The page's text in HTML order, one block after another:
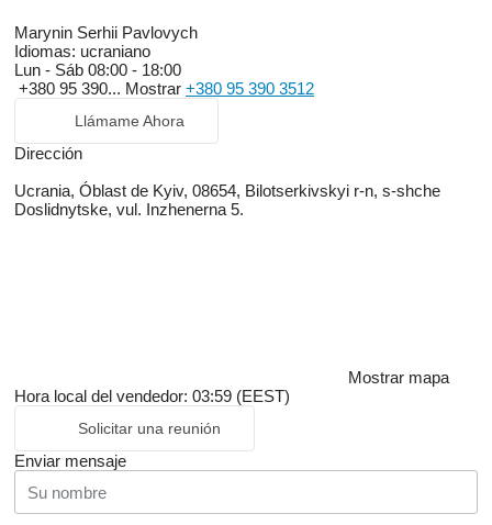
Marynin Serhii Pavlovych
Idiomas: ucraniano
Lun - Sáb 08:00 - 18:00
+380 95 390... Mostrar +380 95 390 3512
Llámame Ahora
Dirección
Ucrania, Óblast de Kyiv, 08654, Bilotserkivskyi r-n, s-shche
Doslidnytske, vul. Inzhenerna 5.
Mostrar mapa
Hora local del vendedor: 03:59 (EEST)
Solicitar una reunión
Enviar mensaje